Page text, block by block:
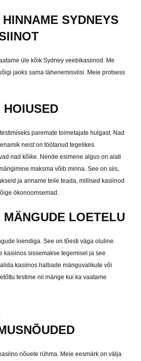
SYDNEYS
üle kõik Sydney veebikasiinod. Me
jaoks sama lähenemisviisi. Meie protsess
paremate toimetajate hulgast. Nad
neist on töötanud tegelikes
nad kõike. Nende esimene algus on alati
maksma võib minna. See on siis,
ja anname teile teada, millised kasiinod
ökonoomsemad.
MÄNGUDE LOETELU
loendiga. See on tõesti väga oluline.
kasiinos sissemakse tegemisel ja see
kasiinos halbade mänguvalikute või
testime nii mänge kui ka vaatame
nõuete rühma. Meie eesmärk on välja